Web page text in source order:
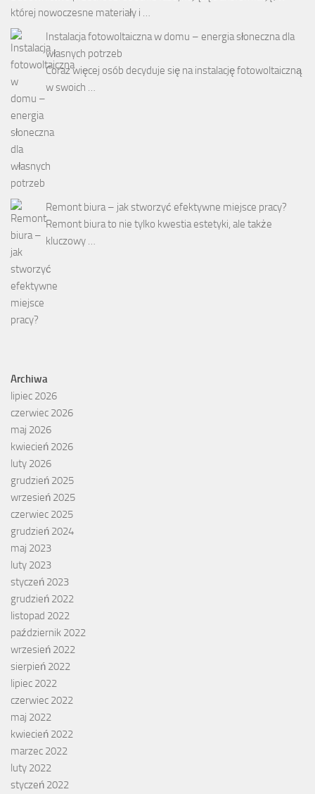
której nowoczesne materiały i …
Instalacja fotowoltaiczna w domu – energia słoneczna dla
własnych potrzeb
Coraz więcej osób decyduje się na instalację fotowoltaiczną
w swoich …
Remont biura – jak stworzyć efektywne miejsce pracy?
Remont biura to nie tylko kwestia estetyki, ale także
kluczowy …
Archiwa
lipiec 2026
czerwiec 2026
maj 2026
kwiecień 2026
luty 2026
grudzień 2025
wrzesień 2025
czerwiec 2025
grudzień 2024
maj 2023
luty 2023
styczeń 2023
grudzień 2022
listopad 2022
październik 2022
wrzesień 2022
sierpień 2022
lipiec 2022
czerwiec 2022
maj 2022
kwiecień 2022
marzec 2022
luty 2022
styczeń 2022